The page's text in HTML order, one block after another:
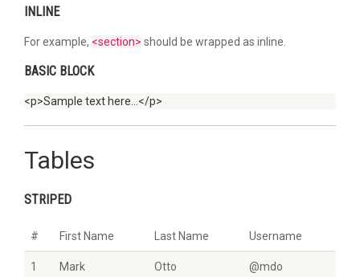
INLINE
For example, <section> should be wrapped as inline.
BASIC BLOCK
<p>Sample text here...</p>
Tables
STRIPED
# First Name Last Name Username
1 Mark Otto @mdo